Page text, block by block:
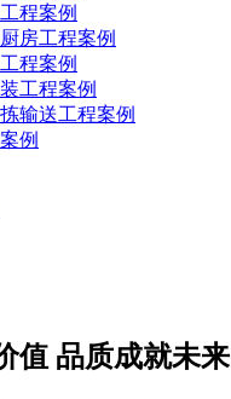
程案例
房工程案例
程案例
工程案例
输送工程案例
例
值 品质成就未来